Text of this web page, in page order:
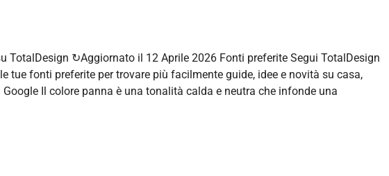
TotalDesign ↻Aggiornato il 12 Aprile 2026 Fonti preferite Segui TotalDesign
tue fonti preferite per trovare più facilmente guide, idee e novità su casa,
Il colore panna è una tonalità calda e neutra che infonde una